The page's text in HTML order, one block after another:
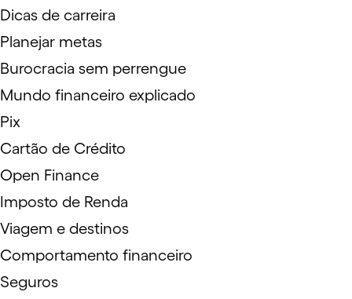
Dicas de carreira
Planejar metas
Burocracia sem perrengue
Mundo financeiro explicado
Pix
Cartão de Crédito
Open Finance
Imposto de Renda
Viagem e destinos
Comportamento financeiro
Seguros